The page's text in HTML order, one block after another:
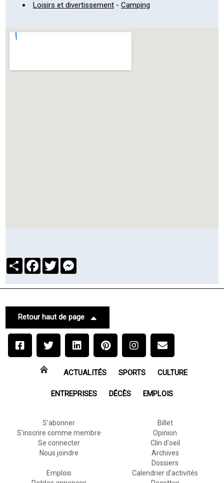
Loisirs et divertissement -Camping
PartagerFacebook
Twitter
Retour haut de page
ACTUALITÉS SPORTS CULTURE
ENTREPRISES DÉCÈS EMPLOIS
S'abonner
S'inscrire comme membre
Se connecter
Nous joindre
Billet
Opinion
Clin d'oeil
Archives
Dossiers
Emplois
Calendrier d'activités